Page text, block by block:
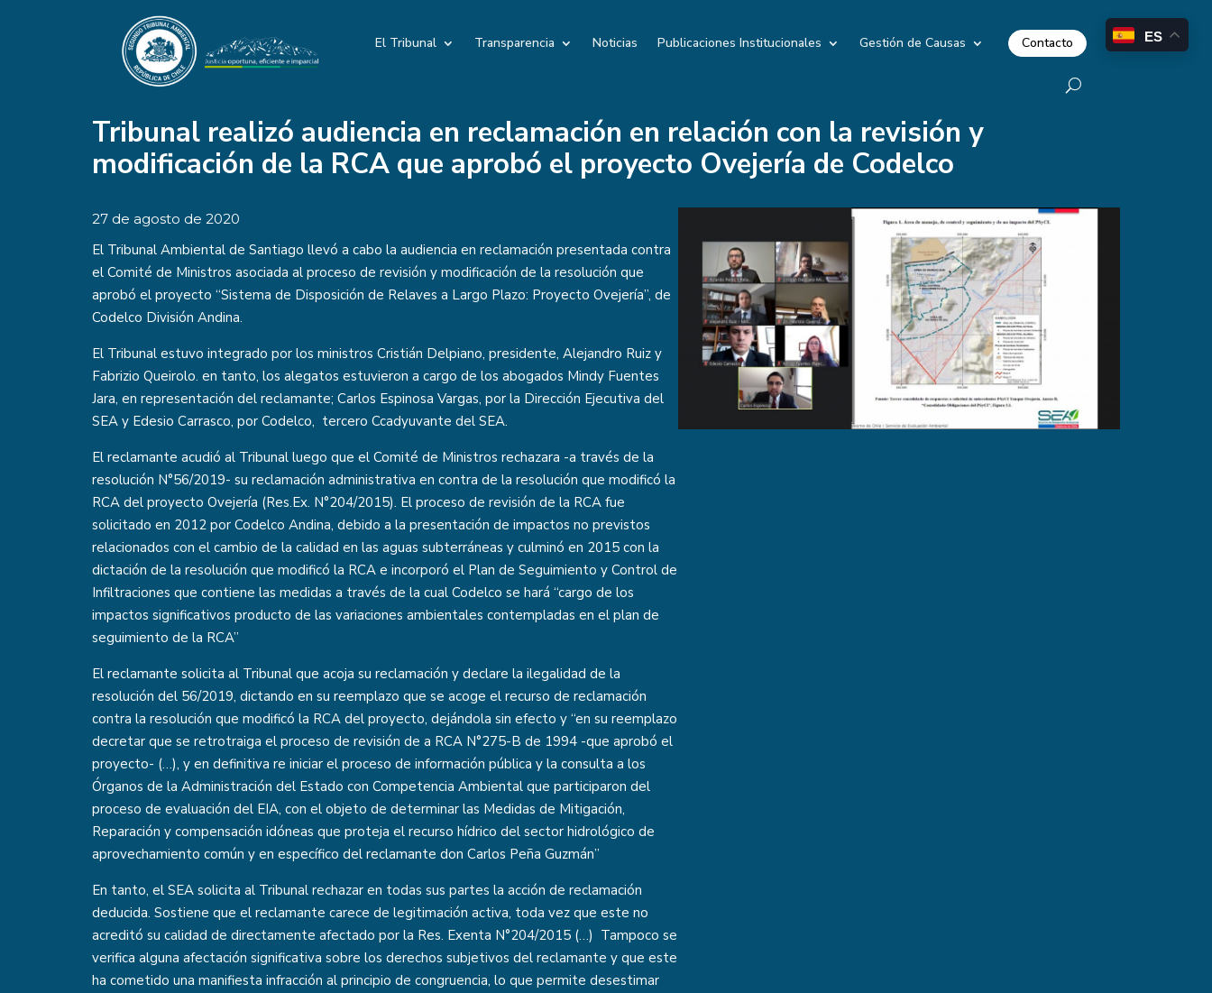
El Tribunal Transparencia Noticias Publicaciones Institucionales Gestión de Causas Contacto
Tribunal realizó audiencia en reclamación en relación con la revisión y
modificación de la RCA que aprobó el proyecto Ovejería de Codelco
27 de agosto de 2020
El Tribunal Ambiental de Santiago llevó a cabo la audiencia en reclamación presentada contra
el Comité de Ministros asociada al proceso de revisión y modificación de la resolución que
aprobó el proyecto “Sistema de Disposición de Relaves a Largo Plazo: Proyecto Ovejería”, de
Codelco División Andina.
El Tribunal estuvo integrado por los ministros Cristián Delpiano, presidente, Alejandro Ruiz y
Fabrizio Queirolo. en tanto, los alegatos estuvieron a cargo de los abogados Mindy Fuentes
Jara, en representación del reclamante; Carlos Espinosa Vargas, por la Dirección Ejecutiva del
SEA y Edesio Carrasco, por Codelco, tercero Ccadyuvante del SEA.
El reclamante acudió al Tribunal luego que el Comité de Ministros rechazara -a través de la
resolución N°56/2019- su reclamación administrativa en contra de la resolución que modificó la
RCA del proyecto Ovejería (Res.Ex. N°204/2015). El proceso de revisión de la RCA fue
solicitado en 2012 por Codelco Andina, debido a la presentación de impactos no previstos
relacionados con el cambio de la calidad en las aguas subterráneas y culminó en 2015 con la
dictación de la resolución que modificó la RCA e incorporó el Plan de Seguimiento y Control de
Infiltraciones que contiene las medidas a través de la cual Codelco se hará “cargo de los
impactos significativos producto de las variaciones ambientales contempladas en el plan de
seguimiento de la RCA”
El reclamante solicita al Tribunal que acoja su reclamación y declare la ilegalidad de la
resolución del 56/2019, dictando en su reemplazo que se acoge el recurso de reclamación
contra la resolución que modificó la RCA del proyecto, dejándola sin efecto y “en su reemplazo
decretar que se retrotraiga el proceso de revisión de a RCA N°275-B de 1994 -que aprobó el
proyecto- (…), y en definitiva re iniciar el proceso de información pública y la consulta a los
Órganos de la Administración del Estado con Competencia Ambiental que participaron del
proceso de evaluación del EIA, con el objeto de determinar las Medidas de Mitigación,
Reparación y compensación idóneas que proteja el recurso hídrico del sector hidrológico de
aprovechamiento común y en específico del reclamante don Carlos Peña Guzmán”
En tanto, el SEA solicita al Tribunal rechazar en todas sus partes la acción de reclamación
deducida. Sostiene que el reclamante carece de legitimación activa, toda vez que este no
acreditó su calidad de directamente afectado por la Res. Exenta N°204/2015 (…) Tampoco se
verifica alguna afectación significativa sobre los derechos subjetivos del reclamante y que este
ha cometido una manifiesta infracción al principio de congruencia, lo que permite desestimar
ES